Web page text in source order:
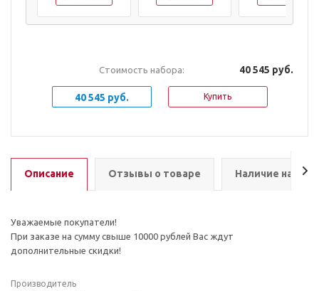
Стоимость набора: 40 545 руб.
40 545 руб. Купить
Описание Отзывы о товаре Наличие на
Уважаемые покупатели!
При заказе на сумму свыше 10000 рублей Вас ждут
дополнительные скидки!
Производитель